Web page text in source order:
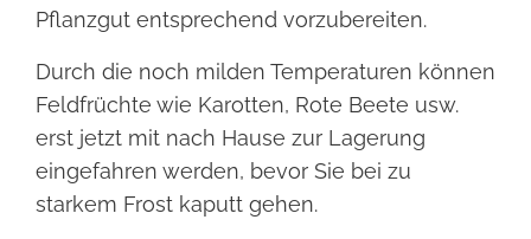
Pflanzgut entsprechend vorzubereiten.
Durch die noch milden Temperaturen können
Feldfrüchte wie Karotten, Rote Beete usw.
erst jetzt mit nach Hause zur Lagerung
eingefahren werden, bevor Sie bei zu
starkem Frost kaputt gehen.